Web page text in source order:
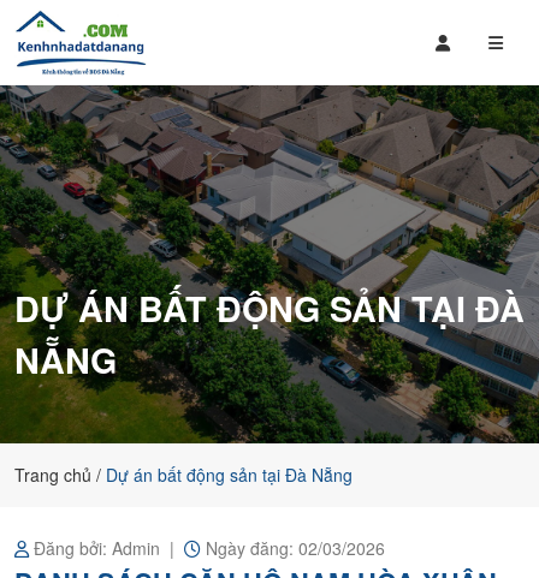
Mua
Bán
Nhà
Đất
,
Căn
Hộ
Tại
Đà
Nẵng
Bán
Đất
Nền,
Căn
Hộ
giá
rẻ
tại
Đà
Nẵng
bao
gồm
các
dự
án
của
Sungroup,
nền
DỰ ÁN BẤT ĐỘNG SẢN TẠI ĐÀ
NẴNG
Trang chủ Dự án bất động sản tại Đà Nẵng
Đăng bởi: Admin Ngày đăng: 02/03/2026